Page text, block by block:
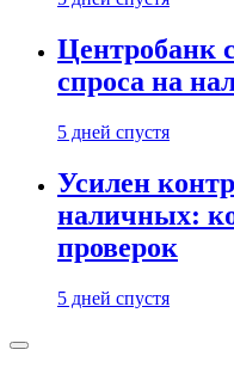
Центробанк
спроса на
5 дней спустя
Усилен
наличных:
проверок
5 дней спустя